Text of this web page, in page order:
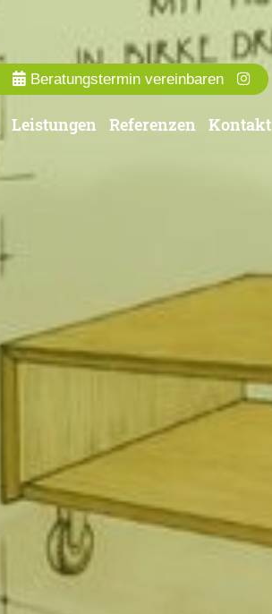
Beratungstermin vereinbaren
Leistungen Referenzen Kontakt